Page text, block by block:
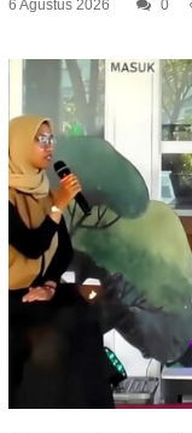
6 Agustus 2026 0